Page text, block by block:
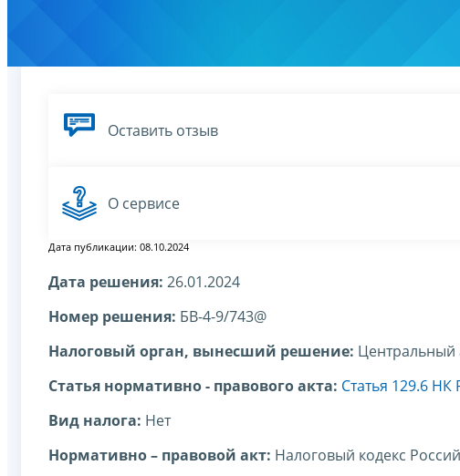
Оставить отзыв
О сервисе
Дата публикации: 08.10.2024
Дата решения: 26.01.2024
Номер решения: БВ-4-9/743@
Налоговый орган, вынесший решение:
Статья нормативно - правового акта: Статья 129.6 НК
Вид налога: Нет
Нормативно – правовой акт: Налоговый кодекс